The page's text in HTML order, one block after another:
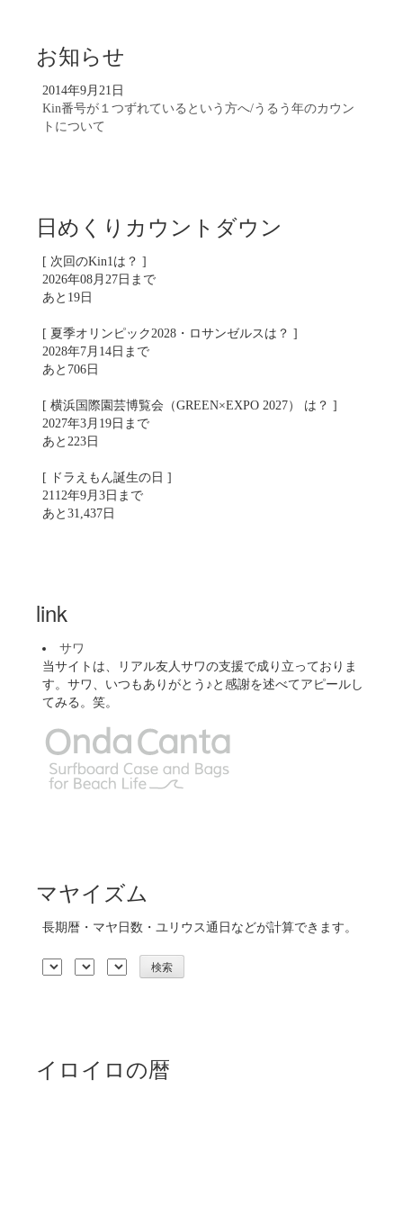
お知らせ
2014年9月21日
Kin番号が１つずれているという方へ/うるう年のカウン
トについて
日めくりカウントダウン
[ 次回のKin1は？ ]
2026年08月27日まで
あと19日
[ 夏季オリンピック2028・ロサンゼルスは？ ]
2028年7月14日まで
あと706日
[ 横浜国際園芸博覧会（GREEN×EXPO 2027） は？ ]
2027年3月19日まで
あと223日
[ ドラえもん誕生の日 ]
2112年9月3日まで
あと31,437日
link
サワ
当サイトは、リアル友人サワの支援で成り立っておりま
す。サワ、いつもありがとう♪と感謝を述べてアピールし
てみる。笑。
マヤイズム
長期暦・マヤ日数・ユリウス通日などが計算できます。
イロイロの暦